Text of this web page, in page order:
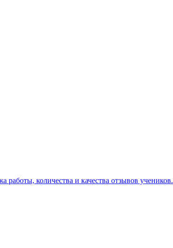
работы, количества и качества отзывов учеников.